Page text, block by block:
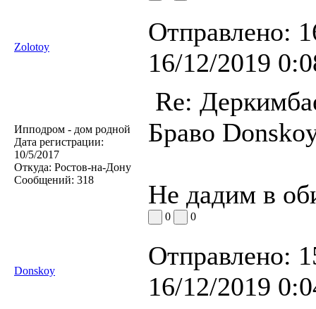
Zolotoy
Отправлено:
16/12/2019
Ипподром - дом родной
Дата регистрации:
10/5/2017
Откуда: Ростов-на-Дону
Сообщений: 318
Re:
Браво
Не дадим в
0 0
Donskoy
Отправлено:
16/12/2019